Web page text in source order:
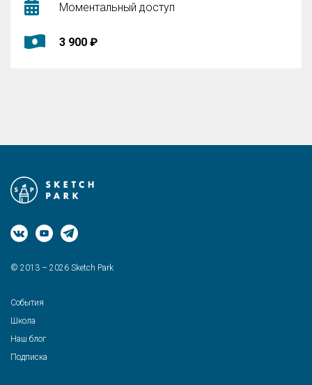
Моментальный доступ
3 900 ₽
© 2013 – 2026 Sketch Park
События
Школа
Наш блог
Подписка